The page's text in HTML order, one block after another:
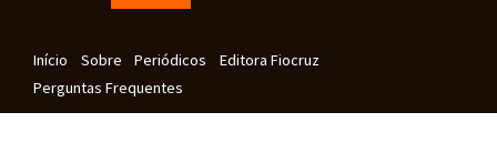
Navegação principal
Início Sobre Periódicos
Editora Fiocruz
Perguntas Frequentes